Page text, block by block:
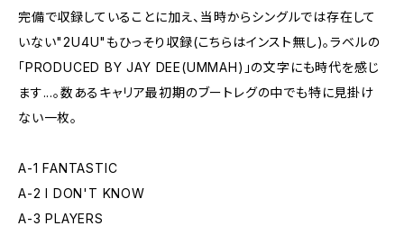
完備で収録していることに加え、当時からシングルでは存在して
いない"2U4U"もひっそり収録(こちらはインスト無し)。ラベルの
「PRODUCED BY JAY DEE(UMMAH)」の文字にも時代を感じ
ます...。数あるキャリア最初期のブートレグの中でも特に見掛け
ない一枚。
A-1 FANTASTIC
A-2 I DON'T KNOW
A-3 PLAYERS